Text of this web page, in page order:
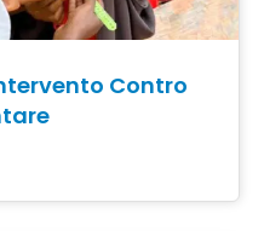
Contro